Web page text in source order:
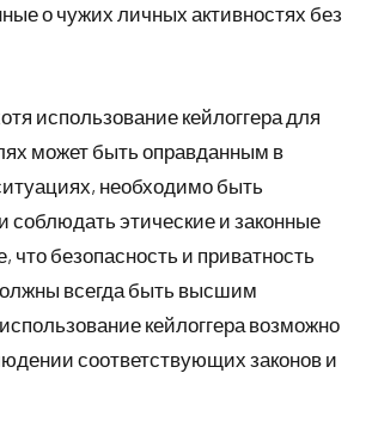
о чужих личных активностях без
использование кейлоггера для
может быть оправданным в
необходимо быть
соблюдать этические и законные
безопасность и приватность
всегда быть высшим
кейлоггера возможно
соответствующих законов и